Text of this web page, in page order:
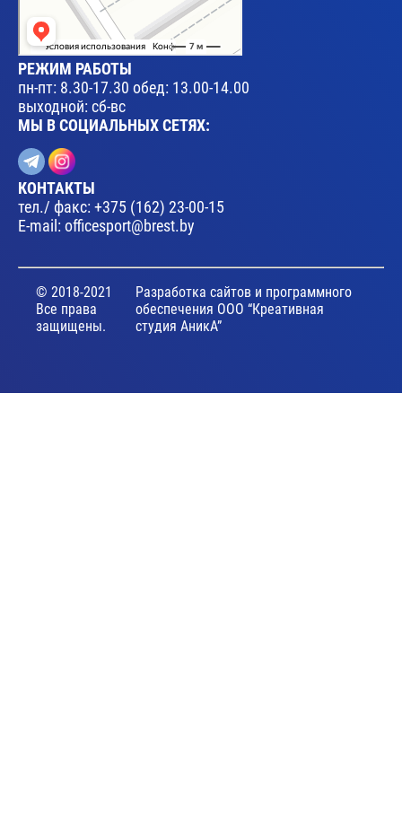
РЕЖИМ РАБОТЫ
пн-пт: 8.30-17.30 обед: 13.00-14.00
выходной: сб-вс
МЫ В СОЦИАЛЬНЫХ СЕТЯХ:
КОНТАКТЫ
тел./ факс:+375 (162) 23-00-15
E-mail: officesport@brest.by
© 2018-2021
Все права
защищены.
Разработка сайтов и программного
обеспечения ООО “Креативная
студия АникА”